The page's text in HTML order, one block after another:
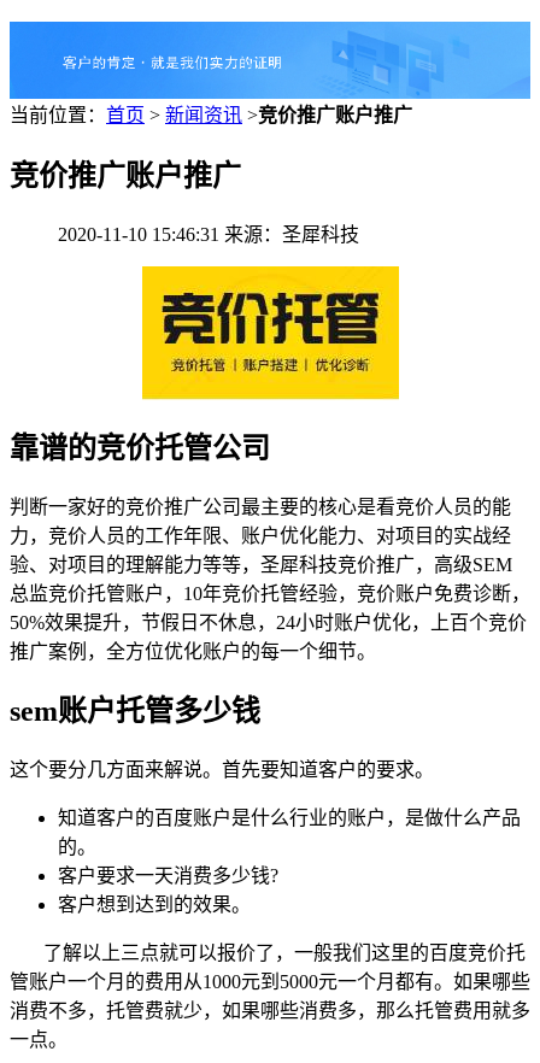
当前位置： 首页 > 新闻资讯 >竞价推广账户推广
竞价推广账户推广
2020-11-10 15:46:31 来源：圣犀科技
靠谱的竞价托管公司
判断一家好的竞价推广公司最主要的核心是看竞价人员的能
力，竞价人员的工作年限、账户优化能力、对项目的实战经
验、对项目的理解能力等等，圣犀科技竞价推广，高级SEM
总监竞价托管账户，10年竞价托管经验，竞价账户免费诊断，
50%效果提升，节假日不休息，24小时账户优化，上百个竞价
推广案例，全方位优化账户的每一个细节。
sem账户托管多少钱
这个要分几方面来解说。首先要知道客户的要求。
知道客户的百度账户是什么行业的账户，是做什么产品
的。
客户要求一天消费多少钱?
客户想到达到的效果。
了解以上三点就可以报价了，一般我们这里的百度竞价托
管账户一个月的费用从1000元到5000元一个月都有。如果哪些
消费不多，托管费就少，如果哪些消费多，那么托管费用就多
一点。